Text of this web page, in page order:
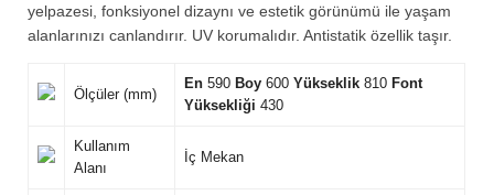
yelpazesi, fonksiyonel dizaynı ve estetik görünümü ile yaşam
alanlarınızı canlandırır. UV korumalıdır. Antistatik özellik taşır.
Ölçüler (mm)
En 590 Boy 600Yükseklik 810 Font
Yüksekliği 430
Kullanım
Alanı
İç Mekan